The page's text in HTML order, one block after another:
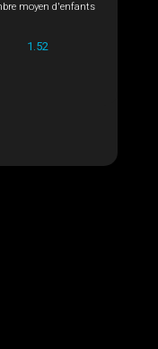
moyen d'enfants
1.52